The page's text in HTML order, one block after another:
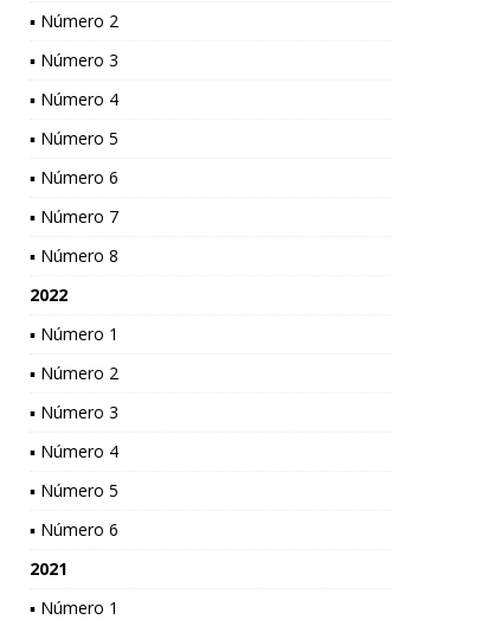
▪ Número 2
▪ Número 3
▪ Número 4
▪ Número 5
▪ Número 6
▪ Número 7
▪ Número 8
2022
▪ Número 1
▪ Número 2
▪ Número 3
▪ Número 4
▪ Número 5
▪ Número 6
2021
▪ Número 1